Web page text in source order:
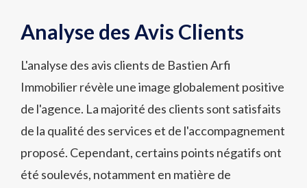
Analyse des Avis Clients
L'analyse des avis clients de Bastien Arfi
Immobilier révèle une image globalement positive
de l'agence. La majorité des clients sont satisfaits
de la qualité des services et de l'accompagnement
proposé. Cependant, certains points négatifs ont
été soulevés, notamment en matière de